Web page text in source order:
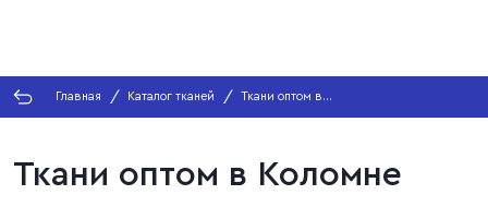
Главная Каталог тканей
Ткани оптом в
Коломне
Ткани оптом в Коломне